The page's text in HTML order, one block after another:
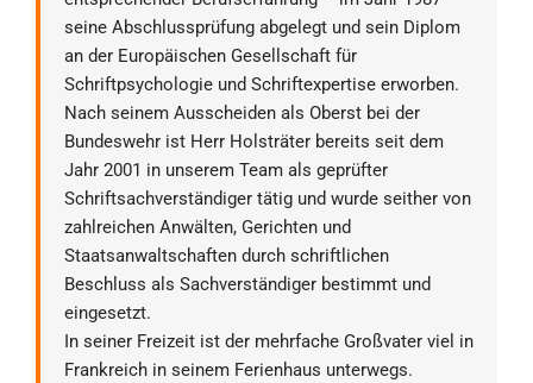
seine Abschlussprüfung abgelegt und sein Diplom
an der Europäischen Gesellschaft für
Schriftpsychologie und Schriftexpertise erworben.
Nach seinem Ausscheiden als Oberst bei der
Bundeswehr ist Herr Holsträter bereits seit dem
Jahr 2001 in unserem Team als geprüfter
Schriftsachverständiger tätig und wurde seither von
zahlreichen Anwälten, Gerichten und
Staatsanwaltschaften durch schriftlichen
Beschluss als Sachverständiger bestimmt und
eingesetzt.
In seiner Freizeit ist der mehrfache Großvater viel in
Frankreich in seinem Ferienhaus unterwegs.